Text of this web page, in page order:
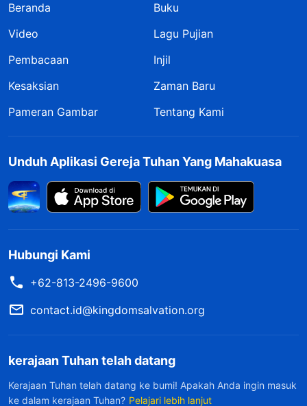
Beranda
Buku
Video
Lagu Pujian
Pembacaan
Injil
Kesaksian
Zaman Baru
Pameran Gambar
Tentang Kami
Unduh Aplikasi Gereja Tuhan Yang Mahakuasa
Hubungi Kami
+62-813-2496-9600
contact.id@kingdomsalvation.org
kerajaan Tuhan telah datang
Kerajaan Tuhan telah datang ke bumi! Apakah Anda ingin masuk
ke dalam kerajaan Tuhan? Pelajari lebih lanjut